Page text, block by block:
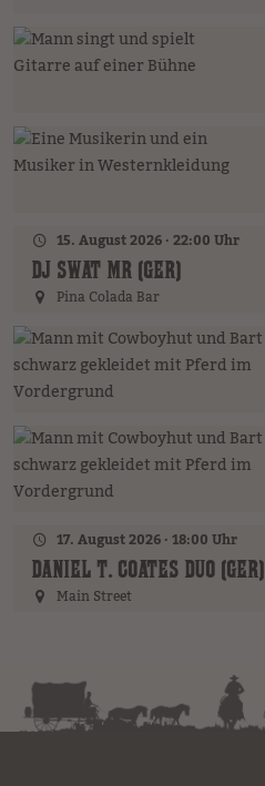
15. August 2026 · 22:00 Uhr
DJ SWAT MR (GER)
Pina Colada Bar
17. August 2026 · 18:00 Uhr
DANIEL T. COATES DUO (GER)
Main Street